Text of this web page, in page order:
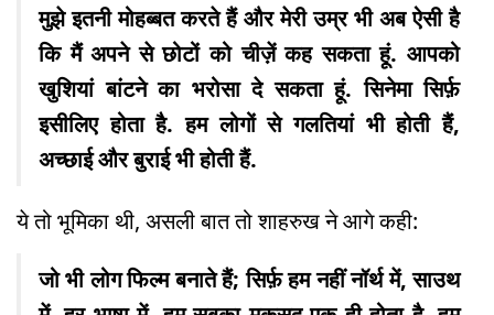
मुझे इतनी मोहब्बत करते हैं और मेरी उम्र भी अब ऐसी है
कि मैं अपने से छोटों को चीज़ें कह सकता हूं. आपको
खुशियां बांटने का भरोसा दे सकता हूं. सिनेमा सिर्फ़
इसीलिए होता है. हम लोगों से गलतियां भी होती हैं,
अच्छाई और बुराई भी होती हैं.
ये तो भूमिका थी, असली बात तो शाहरुख ने आगे कही:
जो भी लोग फिल्म बनाते हैं; सिर्फ़ हम नहीं नॉर्थ में, साउथ